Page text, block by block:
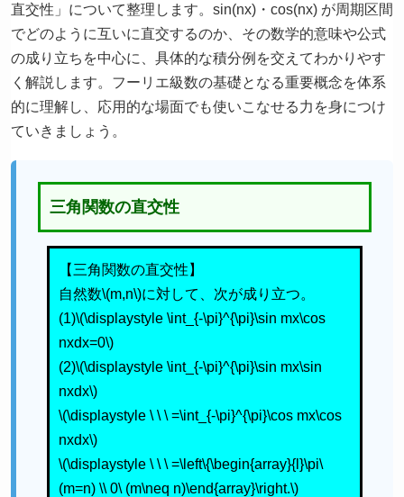
直交性」について整理します。sin(nx)・cos(nx) が周期区間
でどのように互いに直交するのか、その数学的意味や公式
の成り立ちを中心に、具体的な積分例を交えてわかりやす
く解説します。フーリエ級数の基礎となる重要概念を体系
的に理解し、応用的な場面でも使いこなせる力を身につけ
ていきましょう。
三角関数の直交性
【三角関数の直交性】
自然数m,nに対して、次が成り立つ。
(1)∫−ππsinmxcosnxdx=0
(2)∫−ππsinm
=∫−ππcosmxcosnxdx
=
{π (m=n)0
【例題】次の定積分を求めなさい。